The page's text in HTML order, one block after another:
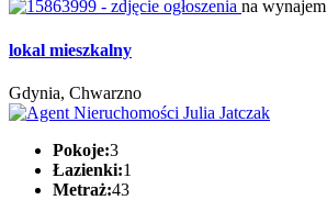
na wynajem
lokal mieszkalny
Gdynia, Chwarzno
Pokoje:3
Łazienki:1
Metraż:43